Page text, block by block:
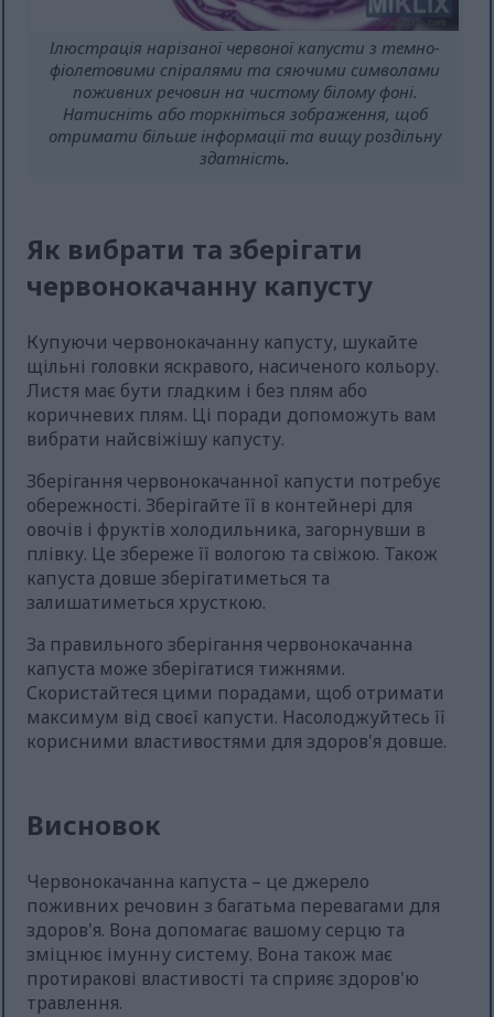
Ілюстрація нарізаної червоної капусти з темно-
фіолетовими спіралями та сяючими символами
поживних речовин на чистому білому фоні.
Натисніть або торкніться зображення, щоб
отримати більше інформації та вищу роздільну
здатність.
Як вибрати та зберігати
червонокачанну капусту
Купуючи червонокачанну капусту, шукайте
щільні головки яскравого, насиченого кольору.
Листя має бути гладким і без плям або
коричневих плям. Ці поради допоможуть вам
вибрати найсвіжішу капусту.
Зберігання червонокачанної капусти потребує
обережності. Зберігайте її в контейнері для
овочів і фруктів холодильника, загорнувши в
плівку. Це збереже її вологою та свіжою. Також
капуста довше зберігатиметься та
залишатиметься хрусткою.
За правильного зберігання червонокачанна
капуста може зберігатися тижнями.
Скористайтеся цими порадами, щоб отримати
максимум від своєї капусти. Насолоджуйтесь її
корисними властивостями для здоров'я довше.
Висновок
Червонокачанна капуста – це джерело
поживних речовин з багатьма перевагами для
здоров'я. Вона допомагає вашому серцю та
зміцнює імунну систему. Вона також має
протиракові властивості та сприяє здоров'ю
травлення.